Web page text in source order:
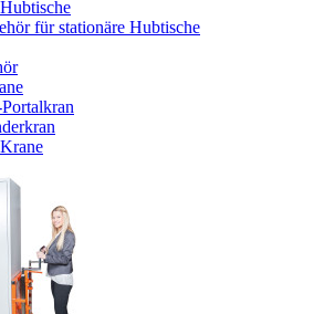
für stationäre Hubtische